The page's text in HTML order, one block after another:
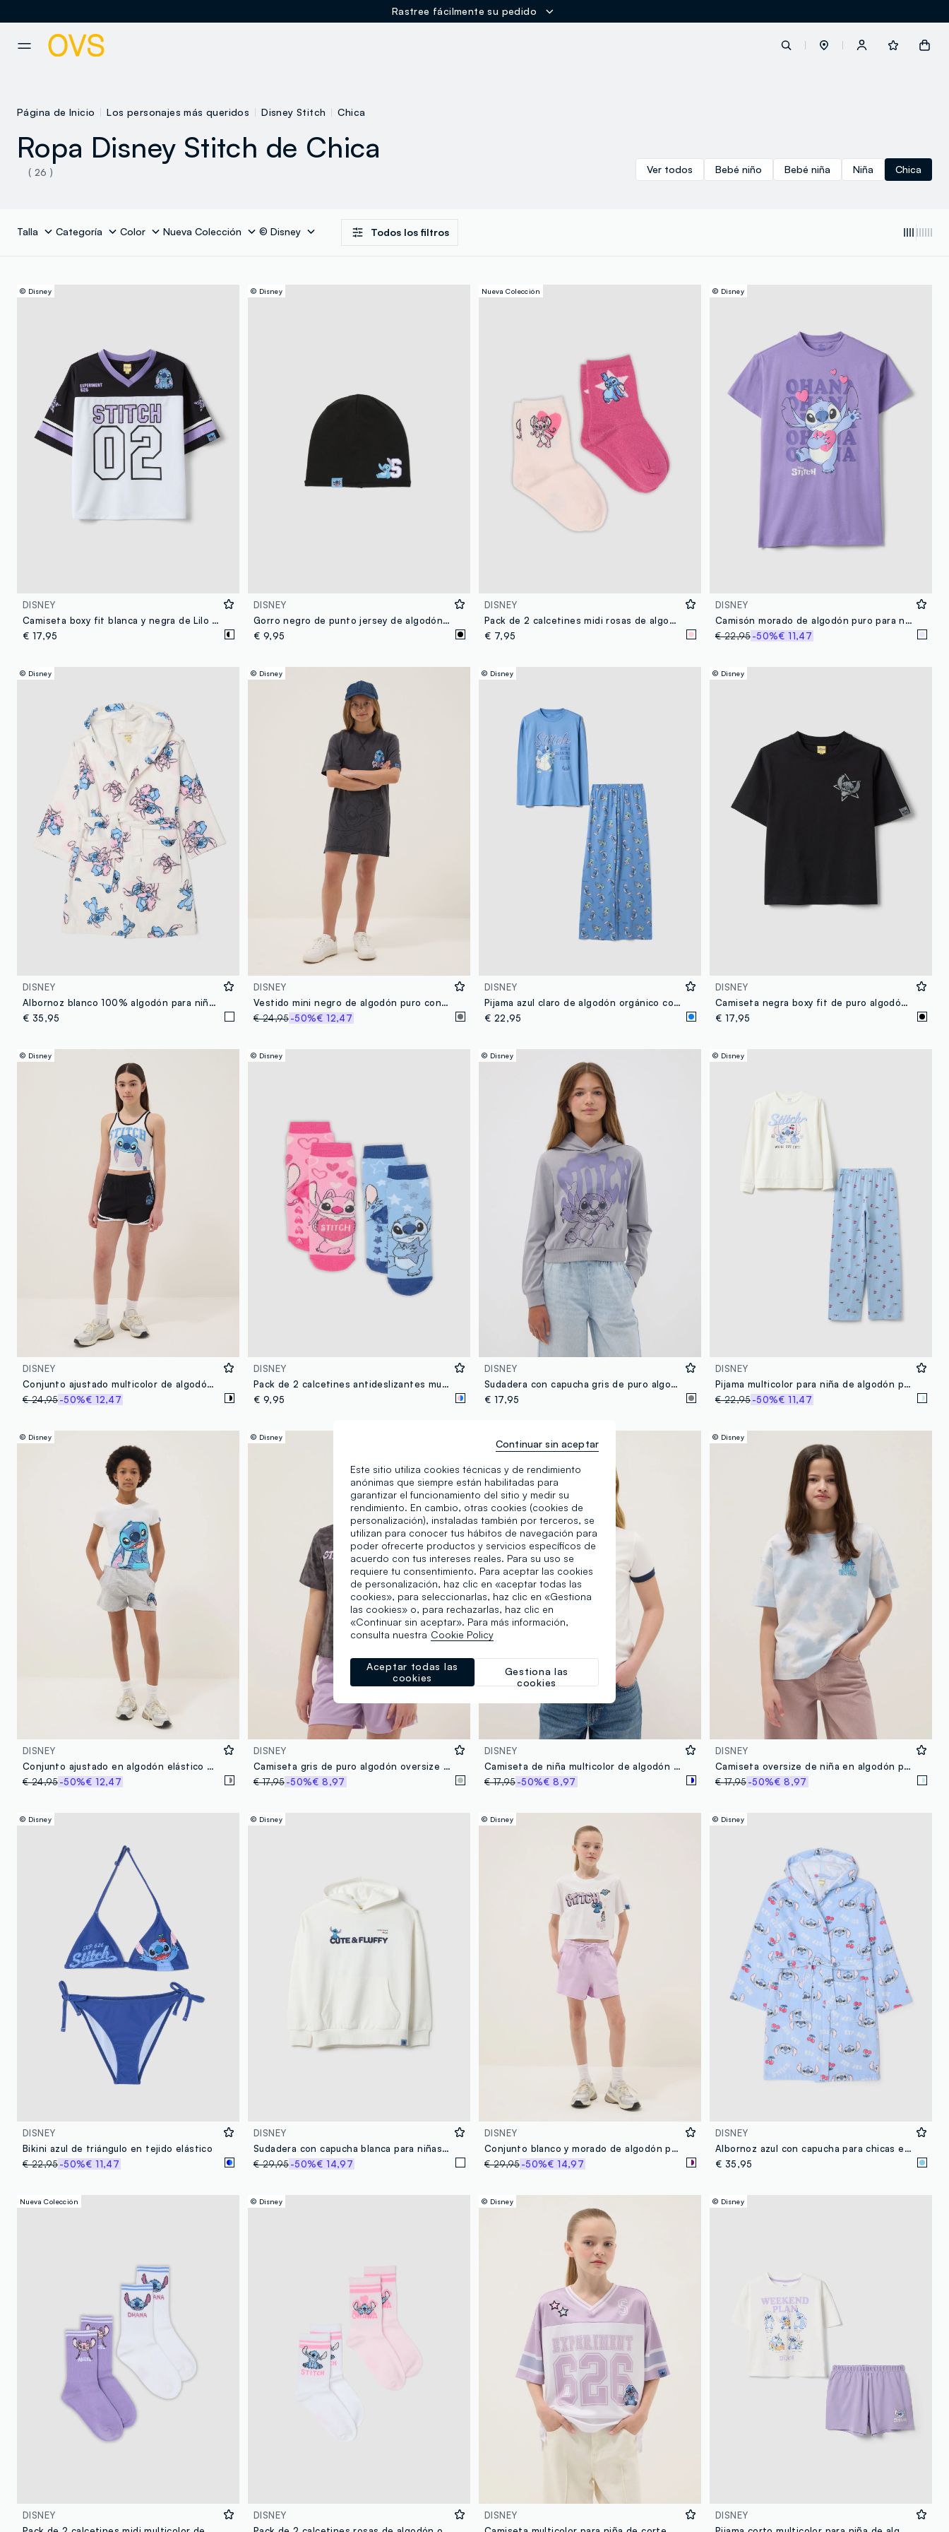
Rastree fácilmente su pedido
button.loginandregister
loyalty.guest.message
Página de Inicio Los personajes más queridos Disney Stitch Chica
Ropa Disney Stitch de Chica
( 26 ) Ver todos Bebé niño Bebé niña Niña Chica
Talla Categoría Color Nueva Colección © Disney Todos los filtros
© Disney
DISNEY
Camiseta boxy fit blanca y negra de Lilo & Stitch para niña
€ 17,95
© Disney
DISNEY
Gorro negro de punto jersey de algodón elástico con estampado de Lilo & Stitch para niña
€ 9,95
Nueva Colección
DISNEY
Pack de 2 calcetines midi rosas de algodón orgánico elástico con estampado de Lilo & Stitch
€ 7,95
© Disney
DISNEY
Camisón morado de algodón puro para niñas, ajuste regular con Stitch
€ 22,95-50%€ 11,47
© Disney
DISNEY
Albornoz blanco 100% algodón para niña con estampado de Lilo & Stitch
€ 35,95
© Disney
DISNEY
Vestido mini negro de algodón puro con manga corta
€ 24,95-50%€ 12,47
© Disney
DISNEY
Pijama azul claro de algodón orgánico con Lilo & Stitch para niña
€ 22,95
© Disney
DISNEY
Camiseta negra boxy fit de puro algodón con estampado de Lilo & Stitch para niña
€ 17,95
© Disney
DISNEY
Conjunto ajustado multicolor de algodón elástico para chica con Stitch
€ 24,95-50%€ 12,47
© Disney
DISNEY
Pack de 2 calcetines antideslizantes multicolor de algodón orgánico elástico con estampado de Stitch
€ 9,95
© Disney
DISNEY
Sudadera con capucha gris de puro algodón con estampado de Lilo & Stitch para niña
€ 17,95
© Disney
DISNEY
Pijama multicolor para niña de algodón puro con ajuste regular y estampado
€ 22,95-50%€ 11,47
© Disney
DISNEY
Conjunto ajustado en algodón elástico multicolor para niñas con Stitch
€ 24,95-50%€ 12,47
© Disney
DISNEY
Camiseta gris de puro algodón oversize para chica con Stitch
€ 17,95-50%€ 8,97
DISNEY
Camiseta de niña multicolor de algodón ajustada
€ 17,95-50%€ 8,97
© Disney
DISNEY
Camiseta oversize de niña en algodón puro multicolor con Stitch
€ 17,95-50%€ 8,97
© Disney
DISNEY
Bikini azul de triángulo en tejido elástico
€ 22,95-50%€ 11,47
© Disney
DISNEY
Sudadera con capucha blanca para niñas de algodón puro, ajuste regular
€ 29,95-50%€ 14,97
© Disney
DISNEY
Conjunto blanco y morado de algodón puro para niña con estampados de Stitch
€ 29,95-50%€ 14,97
© Disney
DISNEY
Albornoz azul con capucha para chicas en puro algodón
€ 35,95
Nueva Colección
DISNEY
© Disney
DISNEY
© Disney
DISNEY
© Disney
DISNEY
Este sitio utiliza cookies técnicas y de rendimiento
anónimas que siempre están habilitadas para
garantizar el funcionamiento del sitio y medir su
rendimiento. En cambio, otras cookies (cookies de
personalización), instaladas también por terceros, se
utilizan para conocer tus hábitos de navegación para
poder ofrecerte productos y servicios específicos de
acuerdo con tus intereses reales. Para su uso se
requiere tu consentimiento. Para aceptar las cookies
de personalización, haz clic en «aceptar todas las
cookies», para seleccionarlas, haz clic en «Gestiona
las cookies» o, para rechazarlas, haz clic en
«Continuar sin aceptar». Para más información,
consulta nuestra Cookie Policy
Gestiona las
cookies
Aceptar todas las
cookies
Continuar sin aceptar